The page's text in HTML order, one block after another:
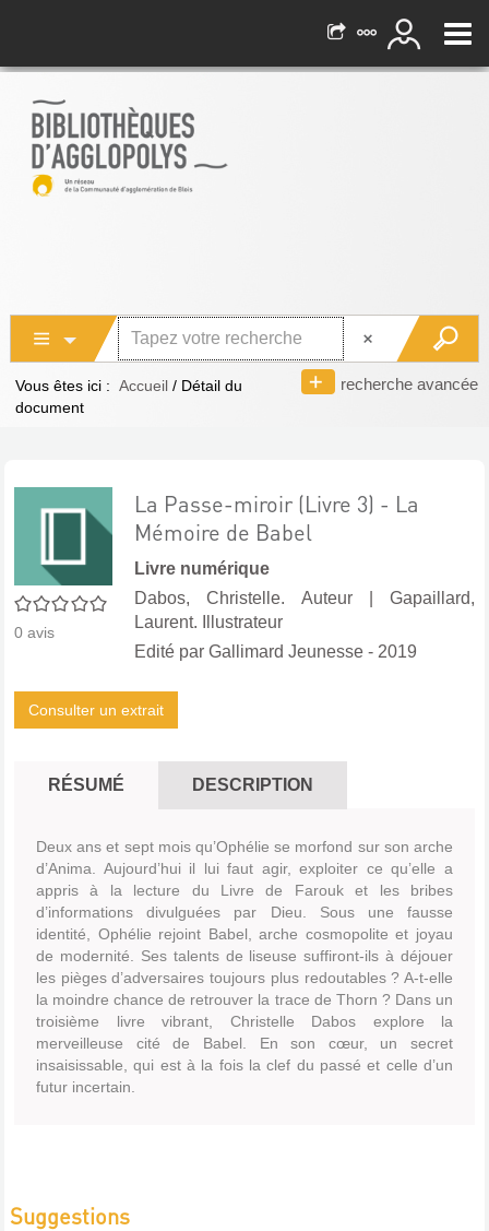
recherche avancée
Vous êtes ici : Accueil / Détail du
document
0/5
0 avis
La Passe-miroir (Livre 3) - La
Mémoire de Babel
Livre numérique
Dabos, Christelle. Auteur| Gapaillard,
Laurent. Illustrateur
Edité par Gallimard Jeunesse - 2019
Consulter un extrait
RÉSUMÉ DESCRIPTION
Deux ans et sept mois qu’Ophélie se morfond sur son arche
d’Anima. Aujourd’hui il lui faut agir, exploiter ce qu’elle a
appris à la lecture du Livre de Farouk et les bribes
d’informations divulguées par Dieu. Sous une fausse
identité, Ophélie rejoint Babel, arche cosmopolite et joyau
de modernité. Ses talents de liseuse suffiront-ils à déjouer
les pièges d’adversaires toujours plus redoutables ? A-t-elle
la moindre chance de retrouver la trace de Thorn ? Dans un
troisième livre vibrant, Christelle Dabos explore la
merveilleuse cité de Babel. En son cœur, un secret
insaisissable, qui est à la fois la clef du passé et celle d’un
futur incertain.
Suggestions